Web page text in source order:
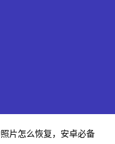
片怎么恢复，安卓必备